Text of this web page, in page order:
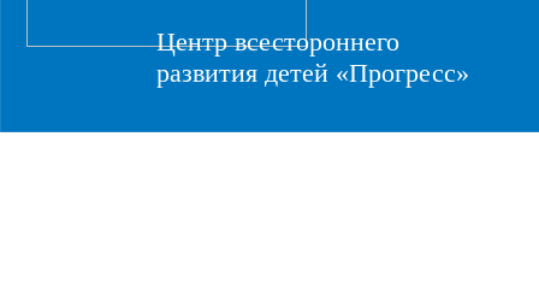
Центр всестороннего
развития детей «Прогресс»